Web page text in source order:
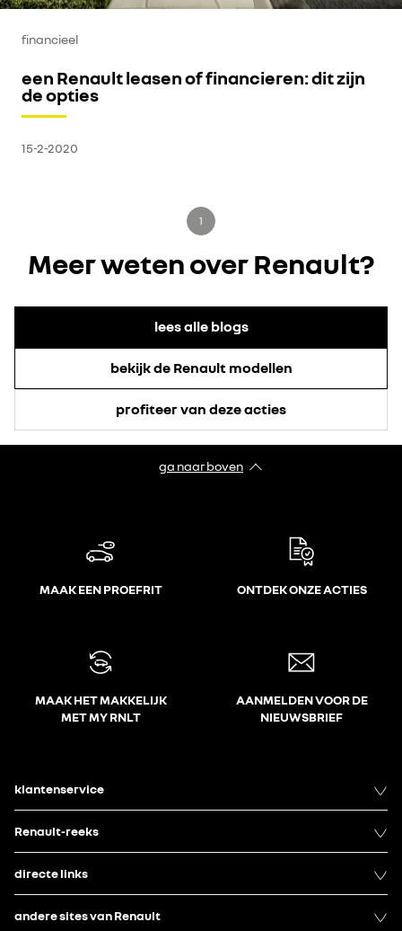
financieel
een Renault leasen of financieren: dit zijn
de opties
15-2-2020
1
Meer weten over Renault?
lees alle blogs
bekijk de Renault modellen
profiteer van deze acties
ga naar boven
MAAK EEN PROEFRIT ONTDEK ONZE ACTIES
MAAK HET MAKKELIJK
MET MY RNLT
AANMELDEN VOOR DE
NIEUWSBRIEF
klantenservice
Renault-reeks
directe links
andere sites van Renault